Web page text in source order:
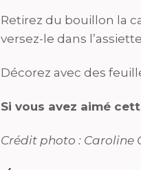
Retirez du bouillon la
versez-le dans
Décorez avec des
Si vous avez aimé
Crédit photo : Caroline